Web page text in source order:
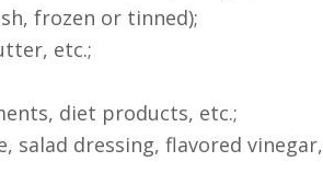
frozen or tinned);
etc.;
diet products, etc.;
salad dressing, flavored vinegar,